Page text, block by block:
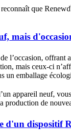
que Renewd
mais
l’occasion,
mais ceux-ci
un emballage
appareil neuf,
production de
d'un dispositif